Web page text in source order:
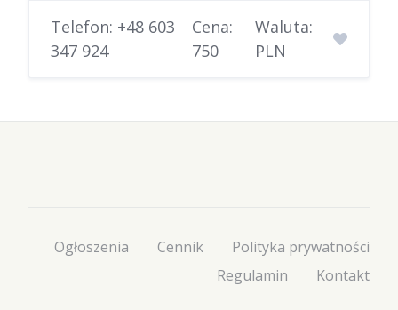
Telefon: +48 603
347 924
Cena:
750
Waluta:
PLN
Ogłoszenia Cennik
Polityka prywatności
Regulamin
Kontakt